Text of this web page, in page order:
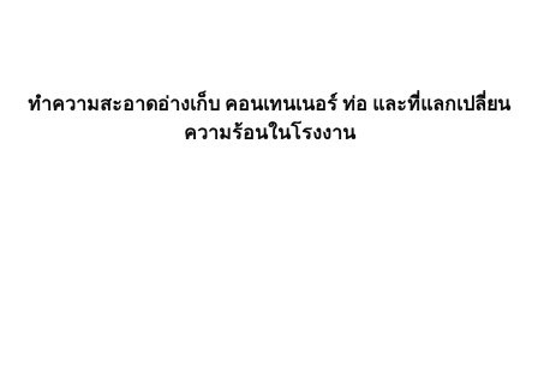
ทำความสะอาดอ่างเก็บ คอนเทนเนอร์ ท่อ และที่แลกเปลี่ยน
ความร้อนในโรงงาน